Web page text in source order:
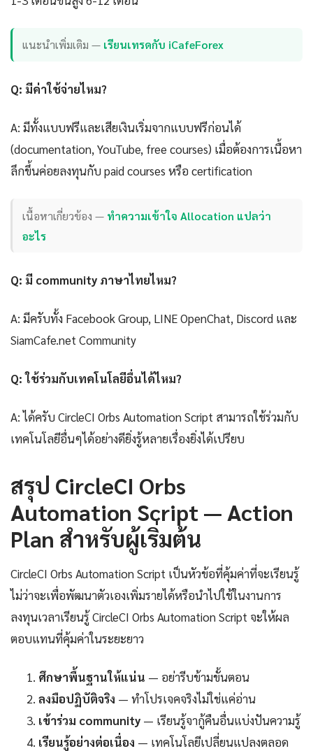
แนะนำเพิ่มเติม — เรียนเทรดกับ iCafeForex
Q: มีค่าใช้จ่ายไหม?
A: มีทั้งแบบฟรีและเสียเงินเริ่มจากแบบฟรีก่อนได้
(documentation, YouTube, free courses) เมื่อต้องการเนื้อหา
ลึกขึ้นค่อยลงทุนกับ paid courses หรือ certification
เนื้อหาเกี่ยวข้อง — ทำความเข้าใจ Allocation แปลว่า
อะไร
Q: มี community ภาษาไทยไหม?
A: มีครับทั้ง Facebook Group, LINE OpenChat, Discord และ
SiamCafe.net Community
Q: ใช้ร่วมกับเทคโนโลยีอื่นได้ไหม?
A: ได้ครับ CircleCI Orbs Automation Script สามารถใช้ร่วมกับ
เทคโนโลยีอื่นๆได้อย่างดียิ่งรู้หลายเรื่องยิ่งได้เปรียบ
สรุป CircleCI Orbs
Automation Script — Action
Plan สำหรับผู้เริ่มต้น
CircleCI Orbs Automation Script เป็นหัวข้อที่คุ้มค่าที่จะเรียนรู้
ไม่ว่าจะเพื่อพัฒนาตัวเองเพิ่มรายได้หรือนำไปใช้ในงานการ
ลงทุนเวลาเรียนรู้ CircleCI Orbs Automation Script จะให้ผล
ตอบแทนที่คุ้มค่าในระยะยาว
ศึกษาพื้นฐานให้แน่น — อย่ารีบข้ามขั้นตอน
ลงมือปฏิบัติจริง — ทำโปรเจคจริงไม่ใช่แค่อ่าน
เข้าร่วม community — เรียนรู้จากู้คืนอื่นแบ่งปันความรู้
เรียนรู้อย่างต่อเนื่อง — เทคโนโลยีเปลี่ยนแปลงตลอด